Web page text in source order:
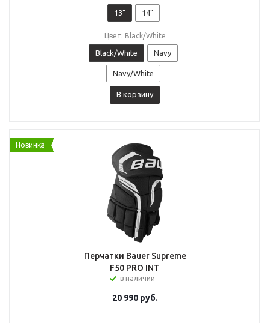
13" 14"
Цвет: Black/White
Black/White Navy
Navy/White
В корзину
Новинка
Перчатки Bauer Supreme
F50 PRO INT
в наличии
20 990руб.